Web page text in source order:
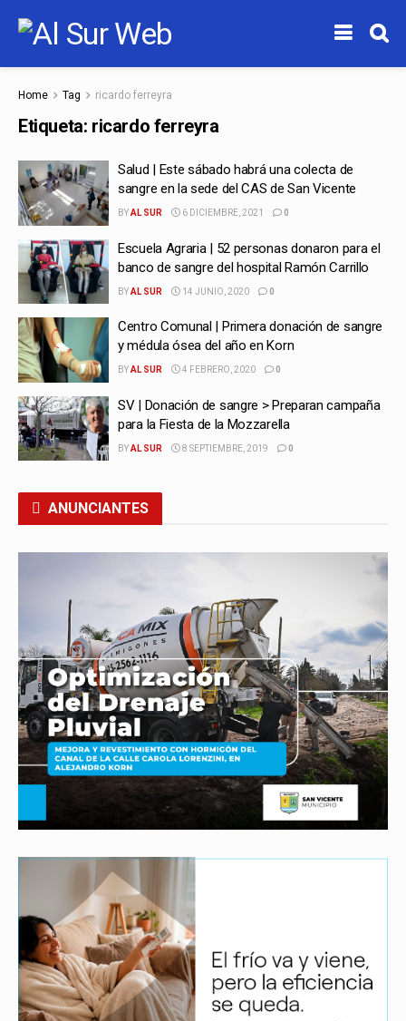
Home Tag ricardo ferreyra
Etiqueta: ricardo ferreyra
Salud | Este sábado habrá una colecta de
sangre en la sede del CAS de San Vicente
BYAL SUR 6 DICIEMBRE, 2021 0
Escuela Agraria | 52 personas donaron para el
banco de sangre del hospital Ramón Carrillo
BYAL SUR 14 JUNIO, 2020 0
Centro Comunal | Primera donación de sangre
y médula ósea del año en Korn
BYAL SUR 4 FEBRERO, 2020 0
SV | Donación de sangre > Preparan campaña
para la Fiesta de la Mozzarella
BYAL SUR 8 SEPTIEMBRE, 2019 0
ANUNCIANTES